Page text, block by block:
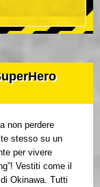
non perdere
stesso su un
per vivere
Vestiti come il
Okinawa. Tutti